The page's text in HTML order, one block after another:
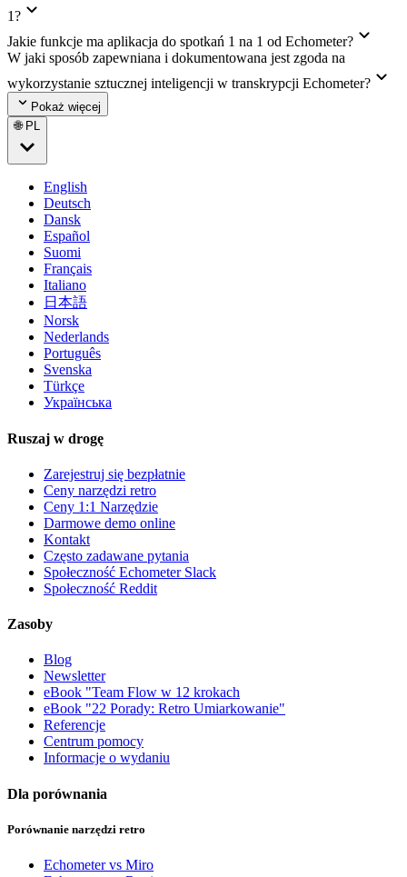
1?
Jakie funkcje ma aplikacja do spotkań 1 na 1 od Echometer?
W jaki sposób zapewniana i dokumentowana jest zgoda na
wykorzystanie sztucznej inteligencji w transkrypcji Echometer?
Pokaż więcej
🌐 PL
English
Deutsch
Dansk
Español
Suomi
Français
Italiano
日本語
Norsk
Nederlands
Português
Svenska
Türkçe
Українська
Ruszaj w drogę
Zarejestruj się bezpłatnie
Ceny narzędzi retro
Ceny 1:1 Narzędzie
Darmowe demo online
Kontakt
Często zadawane pytania
Społeczność Echometer Slack
Społeczność Reddit
Zasoby
Blog
Newsletter
eBook "Team Flow w 12 krokach
eBook "22 Porady: Retro Umiarkowanie"
Referencje
Centrum pomocy
Informacje o wydaniu
Dla porównania
Porównanie narzędzi retro
Echometer vs Miro